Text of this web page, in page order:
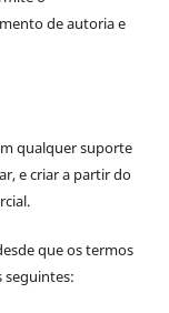
de autoria e
qualquer suporte
e criar a partir do
que os termos
seguintes: